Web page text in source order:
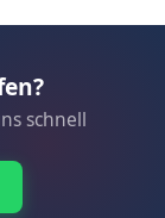
schnell